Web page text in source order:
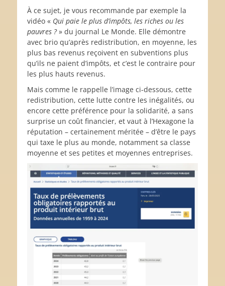
À ce sujet, je vous recommande par exemple la
vidéo « Qui paie le plus d’impôts, les riches ou les
pauvres ?» du journal Le Monde. Elle démontre
avec brio qu’après redistribution, en moyenne, les
plus bas revenus reçoivent en subventions plus
qu’ils ne paient d’impôts, et c’est le contraire pour
les plus hauts revenus.
Mais comme le rappelle l’image ci-dessous, cette
redistribution, cette lutte contre les inégalités, ou
encore cette préférence pour la solidarité, a sans
surprise un coût financier, et vaut à l’Hexagone la
réputation – certainement méritée – d’être le pays
qui taxe le plus au monde, notamment sa classe
moyenne et ses petites et moyennes entreprises.